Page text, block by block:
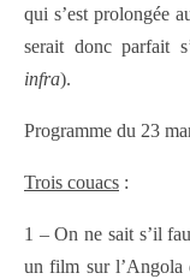
qui s’est prolongée
serait donc parfait
infra).
Programme du 23
Trois couacs :
1 – On ne sait s’il
un film sur l’Angola